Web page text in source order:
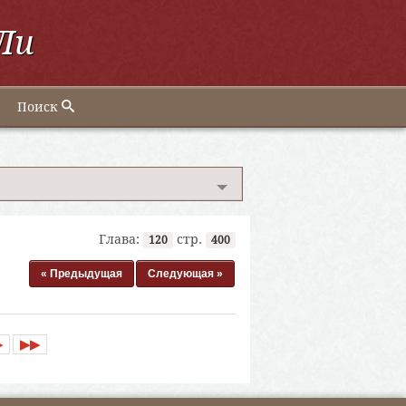
Поиск
Глава: 120 стр. 400
« Предыдущая Следующая »
▶▶